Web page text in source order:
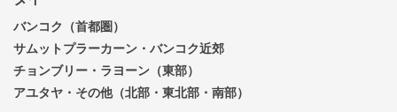
バンコク（首都圏）
サムットプラーカーン・バンコク近郊
チョンブリー・ラヨーン（東部）
アユタヤ・その他（北部・東北部・南部）